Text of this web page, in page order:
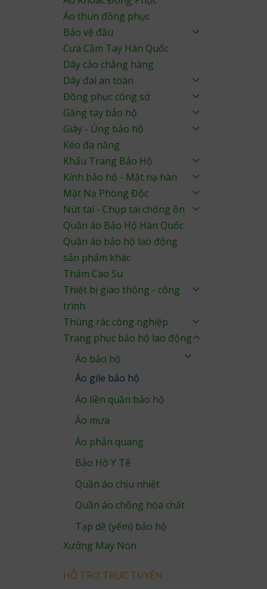
Áo thun đồng phục
Bảo vệ đầu
Cưa Cầm Tay Hàn Quốc
Dây cảo chằng hàng
Dây đai an toàn
Đồng phục công sở
Găng tay bảo hộ
Giày - Ủng bảo hộ
Kéo đa năng
Khẩu Trang Bảo Hộ
Kính bảo hộ - Mặt nạ hàn
Mặt Nạ Phòng Độc
Nút tai - Chụp tai chống ồn
Quần áo Bảo Hộ Hàn Quốc
Quần áo bảo hộ lao động
sản phẩm khác
Thảm Cao Su
Thiết bị giao thông - công
trình
Thùng rác công nghiệp
Trang phục bảo hộ lao động
Áo bảo hộ
Áo gile bảo hộ
Áo liền quần bảo hộ
Áo mưa
Áo phản quang
Bảo Hộ Y Tế
Quần áo chịu nhiệt
Quần áo chống hóa chất
Tạp dề (yếm) bảo hộ
Xưởng May Nón
HỖ TRỢ TRỰC TUYẾN